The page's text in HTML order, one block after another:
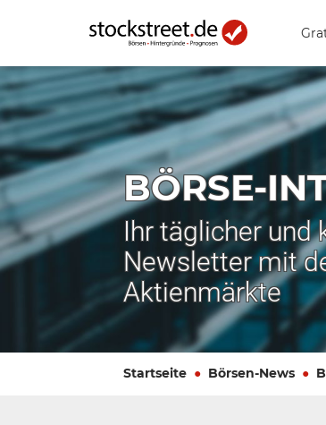
BÖRSE-
Ihr täglicher und
Newsletter mit
Aktienmärkte
Startseite Börsen-News